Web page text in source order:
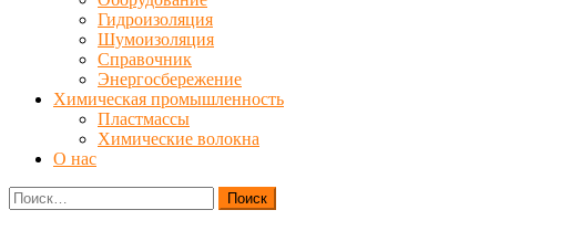
Гидроизоляция
Шумоизоляция
Справочник
Энергосбережение
Химическая промышленность
Пластмассы
Химические волокна
О нас
Найти: